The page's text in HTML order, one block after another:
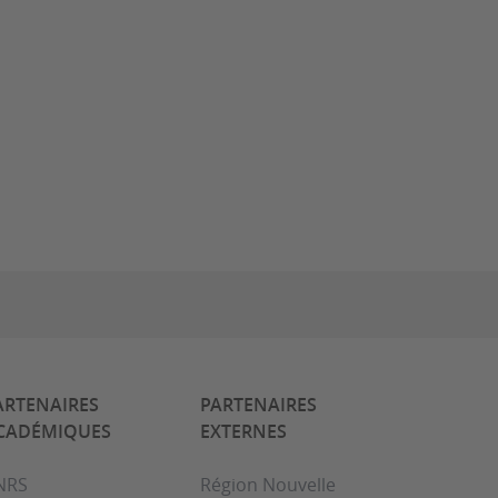
PARTENAIRES
EXTERNES
Région Nouvelle